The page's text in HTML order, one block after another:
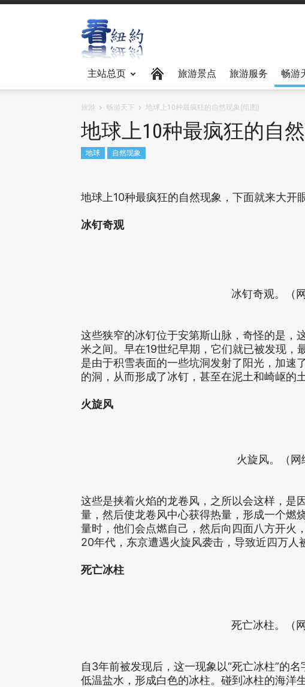
主站总页 旅游景点 旅游服务 畅游
旅游 畅游天下 地球上10种最疯狂的自然现象(组图)
地球上10种最疯狂的自
地球 自然现象
地球上10种最疯狂的自然现象，下面就来大开
冰钉奇观
冰钉奇观。（
这些狭窄的冰钉位于安第斯山脉，奇怪的是，
米之间。早在19世纪早期，它们就已被发现，
是由于积雪表面的一些坑洞发射了阳光，加速
的洞，从而形成了冰钉，甚至在泥土和崎岖的
火旋风
火旋风。（网
这些是挟着火焰的龙卷风，之所以会这样，是
量，然后使龙卷风中心获得热量，形成一个燃
量时，他们会点燃自己，然后向四面八方开火
20年代，东京遭遇火旋风袭击，导致近四万人
死亡冰柱
死亡冰柱。（
自3年前被发现后，这一现象以“死亡冰柱”的
低温盐水，形成白色的冰柱。碰到冰柱的海洋